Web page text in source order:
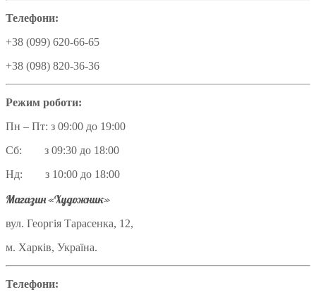
Телефони:
+38 (099) 620-66-65
+38 (098) 820-36-36
Режим роботи:
Пн – Пт: з 09:00 до 19:00
Сб: з 09:30 до 18:00
Нд: з 10:00 до 18:00
Магазин «Художник»
вул. Георгія Тарасенка, 12,
м. Харків, Україна.
Телефони: